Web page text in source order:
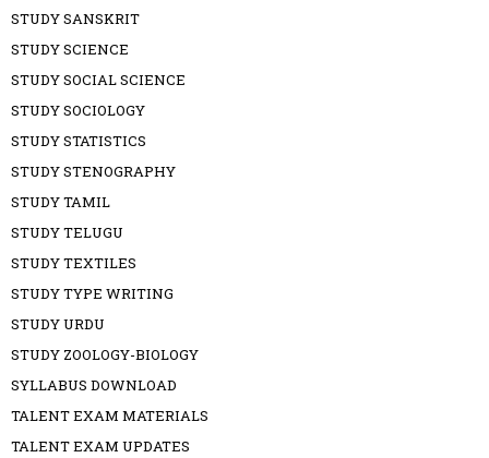
STUDY SANSKRIT
STUDY SCIENCE
STUDY SOCIAL SCIENCE
STUDY SOCIOLOGY
STUDY STATISTICS
STUDY STENOGRAPHY
STUDY TAMIL
STUDY TELUGU
STUDY TEXTILES
STUDY TYPE WRITING
STUDY URDU
STUDY ZOOLOGY-BIOLOGY
SYLLABUS DOWNLOAD
TALENT EXAM MATERIALS
TALENT EXAM UPDATES